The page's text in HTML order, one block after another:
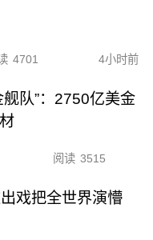
4701 4小时前
舰队”：2750亿美金
阅读 3515
戏把全世界演懵